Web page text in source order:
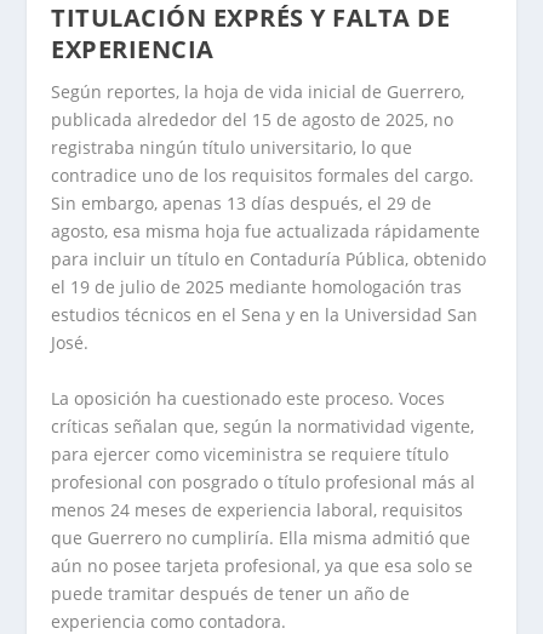
TITULACIÓN EXPRÉS Y FALTA DE
EXPERIENCIA
Según reportes, la hoja de vida inicial de Guerrero,
publicada alrededor del 15 de agosto de 2025, no
registraba ningún título universitario, lo que
contradice uno de los requisitos formales del cargo.
Sin embargo, apenas 13 días después, el 29 de
agosto, esa misma hoja fue actualizada rápidamente
para incluir un título en Contaduría Pública, obtenido
el 19 de julio de 2025 mediante homologación tras
estudios técnicos en el Sena y en la Universidad San
José.
La oposición ha cuestionado este proceso. Voces
críticas señalan que, según la normatividad vigente,
para ejercer como viceministra se requiere título
profesional con posgrado o título profesional más al
menos 24 meses de experiencia laboral, requisitos
que Guerrero no cumpliría. Ella misma admitió que
aún no posee tarjeta profesional, ya que esa solo se
puede tramitar después de tener un año de
experiencia como contadora.